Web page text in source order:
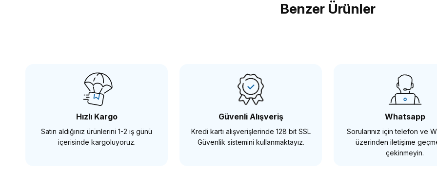
Benzer Ürünler
SEPETE EKLE
218,86 TL
SEPETE EKLE
Hızlı Kargo
Satın aldığınız ürünlerini 1-2 iş günü
içerisinde kargoluyoruz.
Güvenli Alışveriş
Kredi kartı alışverişlerinde 128 bit SSL
Güvenlik sistemini kullanmaktayız.
Whatsapp
Sorularınız için telefon ve
üzerinden iletişime
çekinmeyin.